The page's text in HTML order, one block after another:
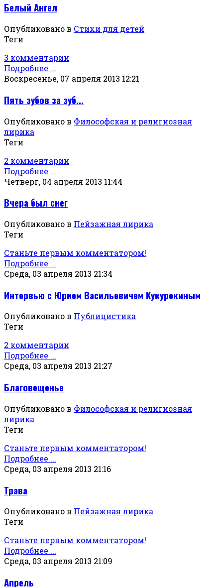
Белый Ангел
Опубликовано в Стихи для детей
Теги
3 комментарии
Подробнее ...
Воскресенье, 07 апреля 2013 12:21
Пять зубов за зуб...
Опубликовано в Философская и религиозная
лирика
Теги
2 комментарии
Подробнее ...
Четверг, 04 апреля 2013 11:44
Вчера был снег
Опубликовано в Пейзажная лирика
Теги
Станьте первым комментатором!
Подробнее ...
Среда, 03 апреля 2013 21:34
Интервью с Юрием Васильевичем Кукурекиным
Опубликовано в Публицистика
Теги
2 комментарии
Подробнее ...
Среда, 03 апреля 2013 21:27
Благовещенье
Опубликовано в Философская и религиозная
лирика
Теги
Станьте первым комментатором!
Подробнее ...
Среда, 03 апреля 2013 21:16
Трава
Опубликовано в Пейзажная лирика
Теги
Станьте первым комментатором!
Подробнее ...
Среда, 03 апреля 2013 21:09
Апрель